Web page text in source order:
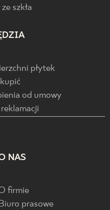
szkła
płytek
od umowy
NAS
firmie
prasowe